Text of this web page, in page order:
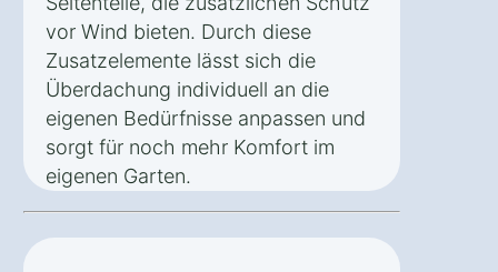
vor Wind bieten. Durch diese
Zusatzelemente lässt sich die
Überdachung individuell an die
eigenen Bedürfnisse anpassen und
sorgt für noch mehr Komfort im
eigenen Garten.